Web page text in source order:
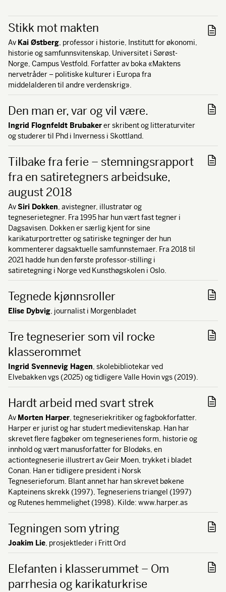
Stikk mot makten
Av Kai Østberg, professor i historie, Institutt for økonomi,
historie og samfunnsvitenskap, Universitet i Sørøst-
Norge, Campus Vestfold. Forfatter av boka «Maktens
nervetråder – politiske kulturer i Europa fra
middelalderen til andre verdenskrig».
Den man er, var og vil være.
Ingrid Flognfeldt Brubakerer skribent og litteraturviter
og studerer til Phd i Inverness i Skottland.
Tilbake fra ferie – stemningsrapport
fra en satiretegners arbeidsuke,
august 2018
AvSiri Dokken, avistegner, illustratør og
tegneserietegner. Fra 1995 har hun vært fast tegner i
Dagsavisen. Dokken er særlig kjent for sine
karikaturportretter og satiriske tegninger der hun
kommenterer dagsaktuelle samfunnstemaer. Fra 2018 til
2021 hadde hun den første professor-stilling i
satiretegning i Norge ved Kunsthøgskolen i Oslo.
Tegnede kjønnsroller
Elise Dybvig, journalist i Morgenbladet
Tre tegneserier som vil rocke
klasserommet
Ingrid Svennevig Hagen, skolebibliotekar ved
Elvebakken vgs (2025) og tidligere Valle Hovin vgs (2019).
Hardt arbeid med svart strek
Av Morten Harper, tegneseriekritiker og fagbokforfatter.
Harper er jurist og har studert medievitenskap. Han har
skrevet flere fagbøker om tegneserienes form, historie og
innhold og vært manusforfatter for Blodøks, en
actiontegneserie illustrert av Geir Moen, trykket i bladet
Conan. Han er tidligere president i Norsk
Tegneserieforum. Blant annet har han skrevet bøkene
Kapteinens skrekk (1997), Tegneseriens triangel (1997)
og Rutenes hemmelighet (1998). Kilde: www.harper.as
Tegningen som ytring
Joakim Lie, prosjektleder i Fritt Ord
Elefanten i klasserummet – Om
parrhesia og karikaturkrise